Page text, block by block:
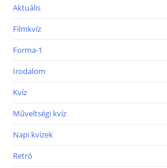
Aktuális
Filmkvíz
Forma-1
Irodalom
Kvíz
Műveltségi kvíz
Napi kvízek
Retró